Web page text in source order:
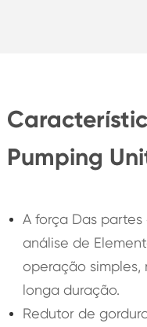
Pumping
A força Das
análise de
operação
longa duração.
Redutor de